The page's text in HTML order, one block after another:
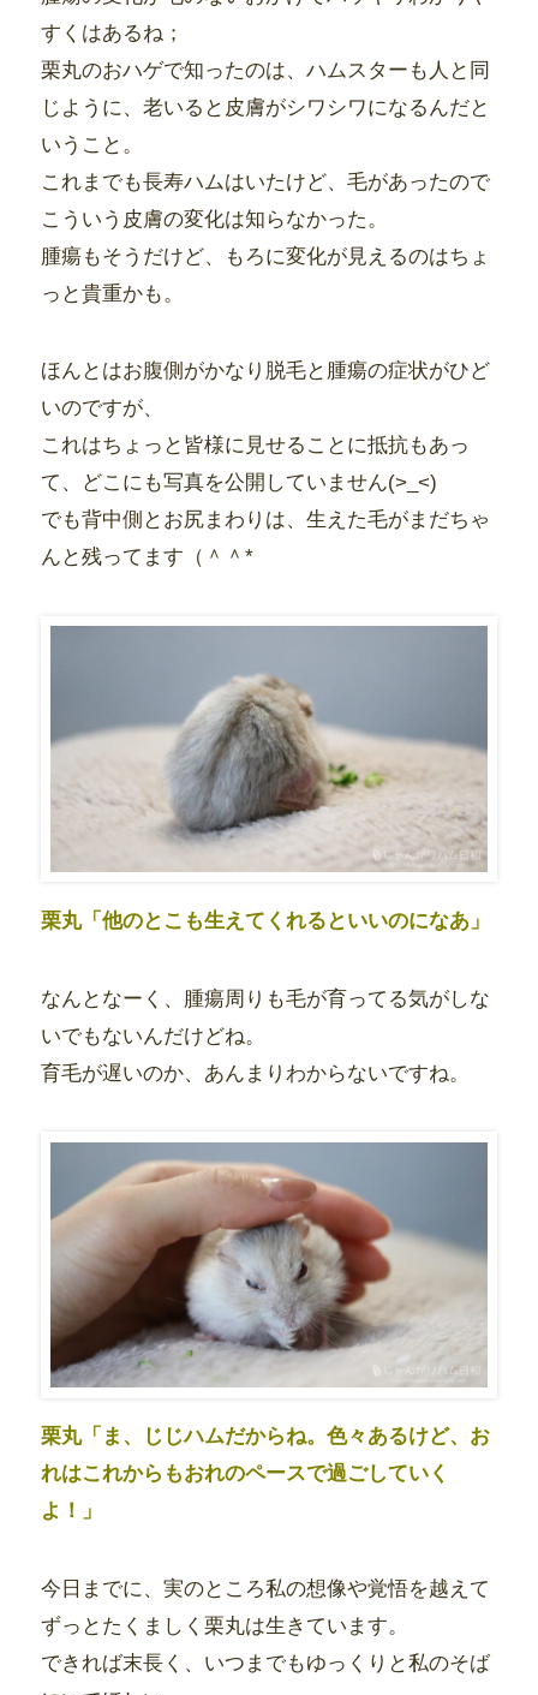
すくはあるね；
栗丸のおハゲで知ったのは、ハムスターも人と同
じように、老いると皮膚がシワシワになるんだと
いうこと。
これまでも長寿ハムはいたけど、毛があったので
こういう皮膚の変化は知らなかった。
腫瘍もそうだけど、もろに変化が見えるのはちょ
っと貴重かも。
ほんとはお腹側がかなり脱毛と腫瘍の症状がひど
いのですが、
これはちょっと皆様に見せることに抵抗もあっ
て、どこにも写真を公開していません(>_<)
でも背中側とお尻まわりは、生えた毛がまだちゃ
んと残ってます（＾＾*
栗丸「他のとこも生えてくれるといいのになあ」
なんとなーく、腫瘍周りも毛が育ってる気がしな
いでもないんだけどね。
育毛が遅いのか、あんまりわからないですね。
栗丸「ま、じじハムだからね。色々あるけど、お
れはこれからもおれのペースで過ごしていく
よ！」
今日までに、実のところ私の想像や覚悟を越えて
ずっとたくましく栗丸は生きています。
できれば末長く、いつまでもゆっくりと私のそば